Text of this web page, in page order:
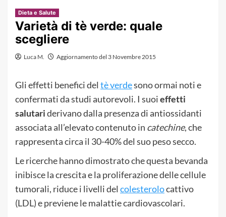
Dieta e Salute
Varietà di tè verde: quale
scegliere
Luca M. Aggiornamento del 3 Novembre 2015
Gli effetti benefici del tè verdesono ormai noti e
confermati da studi autorevoli. I suoieffetti
salutariderivano dalla presenza di antiossidanti
associata all’elevato contenuto in catechine, che
rappresenta circa il 30-40% del suo peso secco.
Le ricerche hanno dimostrato che questa bevanda
inibisce la crescita e la proliferazione delle cellule
tumorali, riduce i livelli del colesterolocattivo
(LDL) e previene le malattie cardiovascolari.